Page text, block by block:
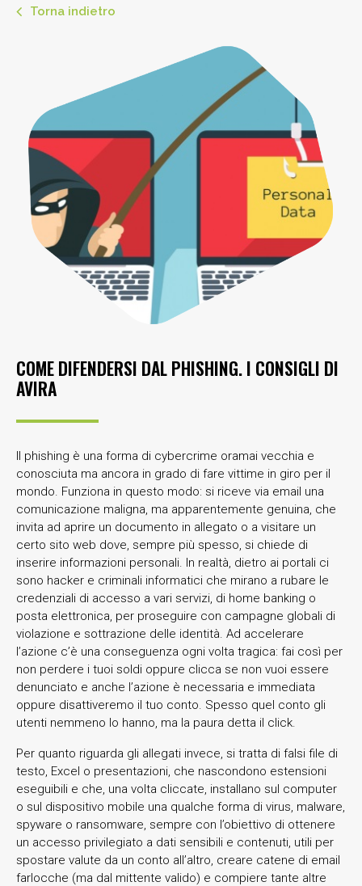
Torna indietro
COME DIFENDERSI DAL PHISHING. I CONSIGLI DI
AVIRA
Il phishing è una forma di cybercrime oramai vecchia e
conosciuta ma ancora in grado di fare vittime in giro per il
mondo. Funziona in questo modo: si riceve via email una
comunicazione maligna, ma apparentemente genuina, che
invita ad aprire un documento in allegato o a visitare un
certo sito web dove, sempre più spesso, si chiede di
inserire informazioni personali. In realtà, dietro ai portali ci
sono hacker e criminali informatici che mirano a rubare le
credenziali di accesso a vari servizi, di home banking o
posta elettronica, per proseguire con campagne globali di
violazione e sottrazione delle identità. Ad accelerare
l’azione c’è una conseguenza ogni volta tragica: fai così per
non perdere i tuoi soldi oppure clicca se non vuoi essere
denunciato e anche l’azione è necessaria e immediata
oppure disattiveremo il tuo conto. Spesso quel conto gli
utenti nemmeno lo hanno, ma la paura detta il click.
Per quanto riguarda gli allegati invece, si tratta di falsi file di
testo, Excel o presentazioni, che nascondono estensioni
eseguibili e che, una volta cliccate, installano sul computer
o sul dispositivo mobile una qualche forma di virus, malware,
spyware o ransomware, sempre con l’obiettivo di ottenere
un accesso privilegiato a dati sensibili e contenuti, utili per
spostare valute da un conto all’altro, creare catene di email
farlocche (ma dal mittente valido) e compiere tante altre